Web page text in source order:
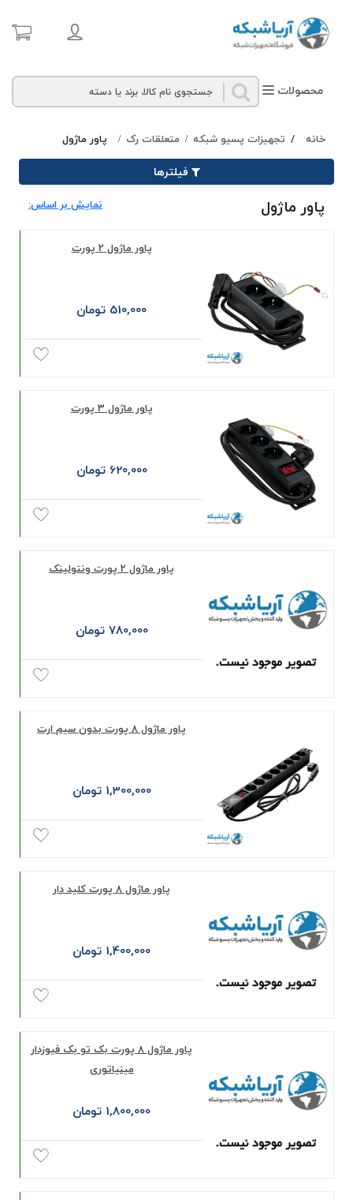
محصولات
خانه / تجهیزات پسیو شبکه / متعلقات رک / پاور ماژول
فیلترها
پاور ماژول نمایش بر اساس:
پاور ماژول 2 پورت
510,000 تومان
پاور ماژول 3 پورت
620,000 تومان
پاور ماژول 2 پورت ونتولینک
780,000 تومان
پاور ماژول 8 پورت بدون سیم ارت
1,300,000 تومان
پاور ماژول ٨ پورت کلید دار
1,400,000 تومان
پاور ماژول 8 پورت بک تو بک فیوزدار
مینیاتوری
1,800,000 تومان